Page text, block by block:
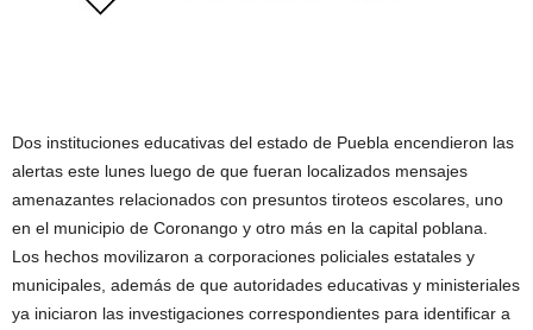
Dos instituciones educativas del estado de Puebla encendieron las
alertas este lunes luego de que fueran localizados mensajes
amenazantes relacionados con presuntos tiroteos escolares, uno
en el municipio de Coronango y otro más en la capital poblana.
Los hechos movilizaron a corporaciones policiales estatales y
municipales, además de que autoridades educativas y ministeriales
ya iniciaron las investigaciones correspondientes para identificar a